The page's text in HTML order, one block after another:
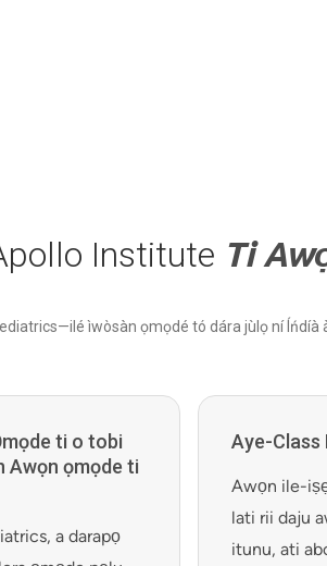
Institute Ti
ìwòsàn ọmọdé tó dára jùlọ ní
ti o tobi
Awọn ọmọde ti
a darapọ
Aye-
Awọn ile-
lati rii daju
itunu, ati